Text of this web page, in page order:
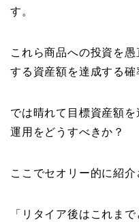
す。
これら商品への投資を
する資産額を達成する確
では晴れて目標資産額
運用をどうすべきか？
ここでセオリー的に紹介
「リタイア後はこれま